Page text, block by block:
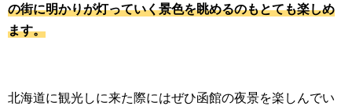
の街に明かりが灯っていく景色を眺めるのもとても楽しめ
ます。
北海道に観光しに来た際にはぜひ函館の夜景を楽しんでい